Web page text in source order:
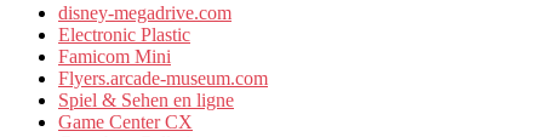
disney-megadrive.com
Electronic Plastic
Famicom Mini
Flyers.arcade-museum.com
Spiel & Sehen en ligne
Game Center CX